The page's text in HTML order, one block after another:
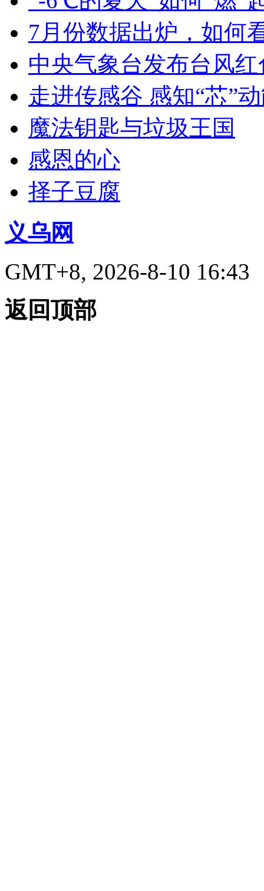
7月份数据出炉，如何
中央气象台发布台风
走进传感谷 感知“芯”
魔法钥匙与垃圾王国
感恩的心
择子豆腐
义乌网
GMT+8, 2026-8-10 16:43
返回顶部